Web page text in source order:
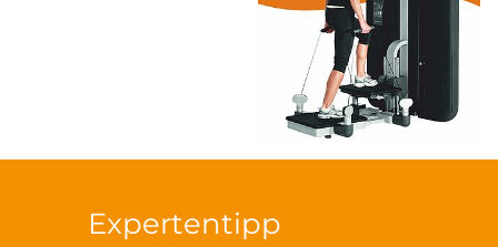
Expertentipp